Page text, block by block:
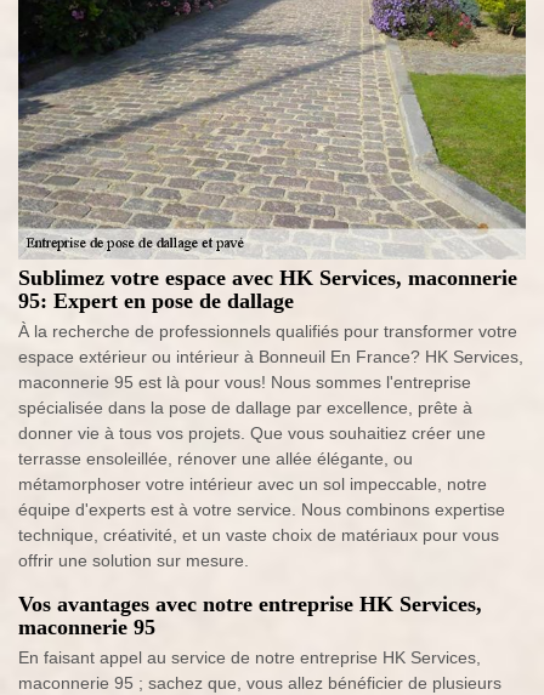
Sublimez votre espace avec HK Services, maconnerie
95: Expert en pose de dallage
À la recherche de professionnels qualifiés pour transformer votre
espace extérieur ou intérieur à Bonneuil En France? HK Services,
maconnerie 95 est là pour vous! Nous sommes l'entreprise
spécialisée dans la pose de dallage par excellence, prête à
donner vie à tous vos projets. Que vous souhaitiez créer une
terrasse ensoleillée, rénover une allée élégante, ou
métamorphoser votre intérieur avec un sol impeccable, notre
équipe d'experts est à votre service. Nous combinons expertise
technique, créativité, et un vaste choix de matériaux pour vous
offrir une solution sur mesure.
Vos avantages avec notre entreprise HK Services,
maconnerie 95
En faisant appel au service de notre entreprise HK Services,
maconnerie 95 ; sachez que, vous allez bénéficier de plusieurs